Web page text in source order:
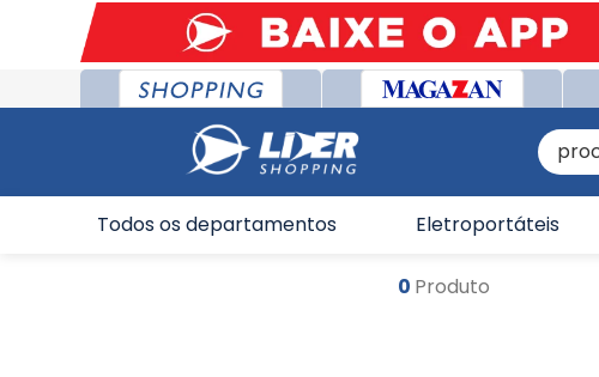
Todos os departamentos Eletroportáteis
0 Produto